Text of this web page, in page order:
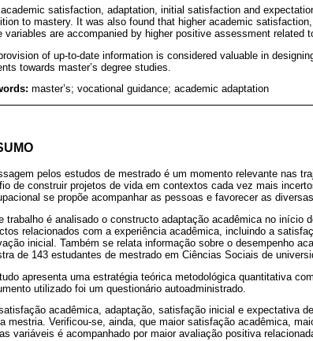
academic satisfaction, adaptation, initial satisfaction and
to mastery. It was also found that higher academic
variables are accompanied by higher positive assessment related
of up-to-date information is considered valuable in
towards master’s degree studies.
master’s; vocational guidance; academic adaptation
pelos estudos de mestrado é um momento relevante nas
de construir projetos de vida em contextos cada vez mais
se propõe acompanhar as pessoas e favorecer as
trabalho é analisado o constructo adaptação acadêmica no início
relacionados com a experiência acadêmica, incluindo a
inicial. Também se relata informação sobre o desempenho
de 143 estudantes de mestrado em Ciências Sociais de
apresenta uma estratégia teórica metodológica quantitativa
utilizado foi um questionário autoadministrado.
acadêmica, adaptação, satisfação inicial e expectativa
mestria. Verificou-se, ainda, que maior satisfação acadêmica,
variáveis é acompanhado por maior avaliação positiva